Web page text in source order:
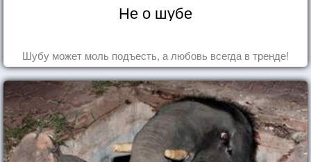
Не о шубе
Шубу может моль подъесть, а любовь всегда в тренде!